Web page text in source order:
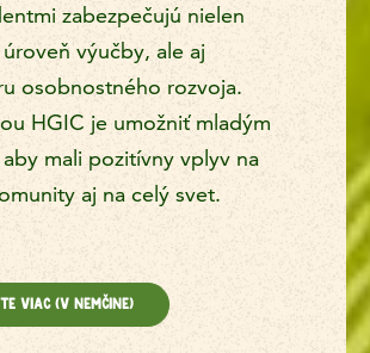
zabezpečujú nielen
výučby, ale aj
osobnostného rozvoja.
HGIC je umožniť mladým
mali pozitívny vplyv na
aj na celý svet.
VIAC (V NEMČINE)